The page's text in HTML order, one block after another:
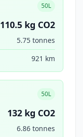
50L
110.5 kg CO2
5.75 tonnes
921 km
50L
132 kg CO2
6.86 tonnes